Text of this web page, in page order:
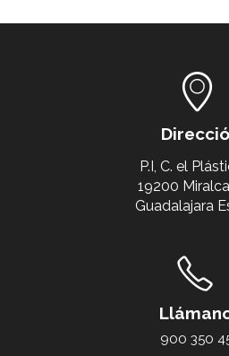
P.I, C. el
19200
Guadalajara
900 350